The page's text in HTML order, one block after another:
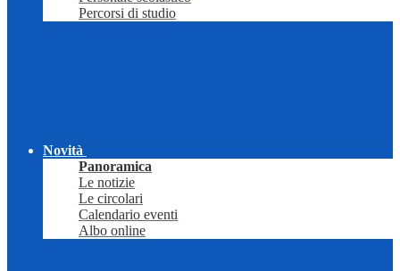
Percorsi di studio
Novità
Panoramica
Le notizie
Le circolari
Calendario eventi
Albo online